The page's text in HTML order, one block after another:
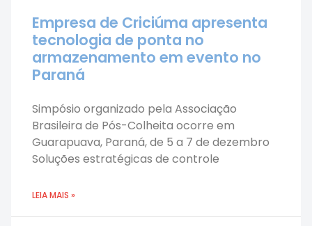
Empresa de Criciúma apresenta
tecnologia de ponta no
armazenamento em evento no
Paraná
Simpósio organizado pela Associação
Brasileira de Pós-Colheita ocorre em
Guarapuava, Paraná, de 5 a 7 de dezembro
Soluções estratégicas de controle
LEIA MAIS »